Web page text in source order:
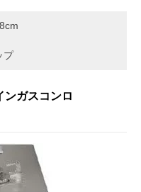
プ
ガスコンロ